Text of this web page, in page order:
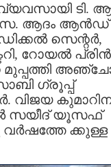
ടി.
ആദം ആൻഡ്
സെന്റർ,
റോയൽ
മുപ്പത്തി
ഗ്രൂപ്പ്
വിജയ
സയീദ് യൂസഫ്
ക്കുള്ള